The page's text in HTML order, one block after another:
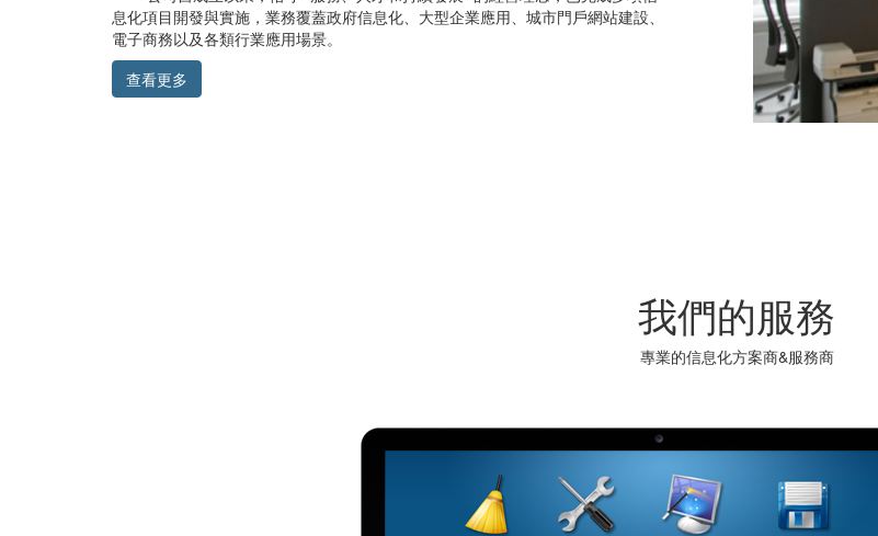
息化項目開發與實施，業務覆蓋政府信息化、大型企業應用、城市門戶網站建設、
電子商務以及各類行業應用場景。
查看更多
我們的服務
專業的信息化方案商&服務商